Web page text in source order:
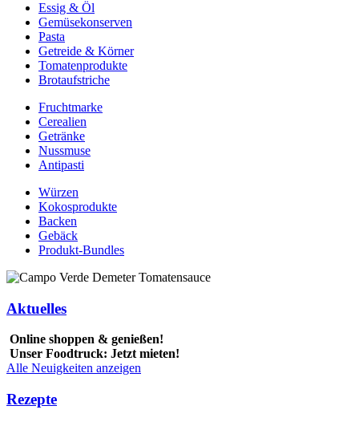
Essig & Öl
Gemüsekonserven
Pasta
Getreide & Körner
Tomatenprodukte
Brotaufstriche
Fruchtmarke
Cerealien
Getränke
Nussmuse
Antipasti
Würzen
Kokosprodukte
Backen
Gebäck
Produkt-Bundles
Aktuelles
Online shoppen & genießen!
Unser Foodtruck: Jetzt mieten!
Alle Neuigkeiten anzeigen
Rezepte